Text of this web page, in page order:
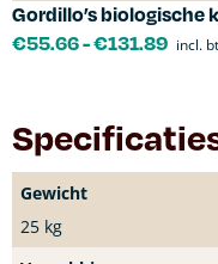
Gordillo’s biologische
€55.66-€131.89 incl.
Gewicht
25 kg